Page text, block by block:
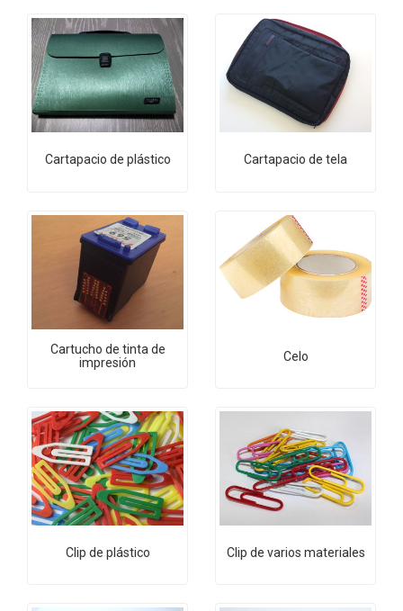
Cartapacio de plástico Cartapacio de tela
Cartucho de tinta de
impresión
Celo
Clip de plástico Clip de varios materiales